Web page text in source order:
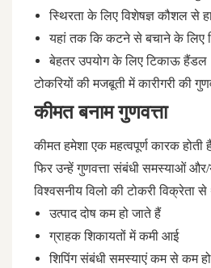
स्थिरता के लिए विशेषज्ञ कौशल से
यहां तक ​​कि कटने से बचाने के लिए
बेहतर उपयोग के लिए टिकाऊ हैंडल
टोकरियों की मजबूती में कारीगरी की
कीमत बनाम गुणवत्ता
कीमत हमेशा एक महत्वपूर्ण कारक
फिर उन्हें गुणवत्ता संबंधी समस्याओं और/
विश्वसनीय विलो की टोकरी
उत्पाद दोष कम हो जाते हैं
ग्राहक शिकायतों में कमी आई
शिपिंग संबंधी समस्याएं कम से कम